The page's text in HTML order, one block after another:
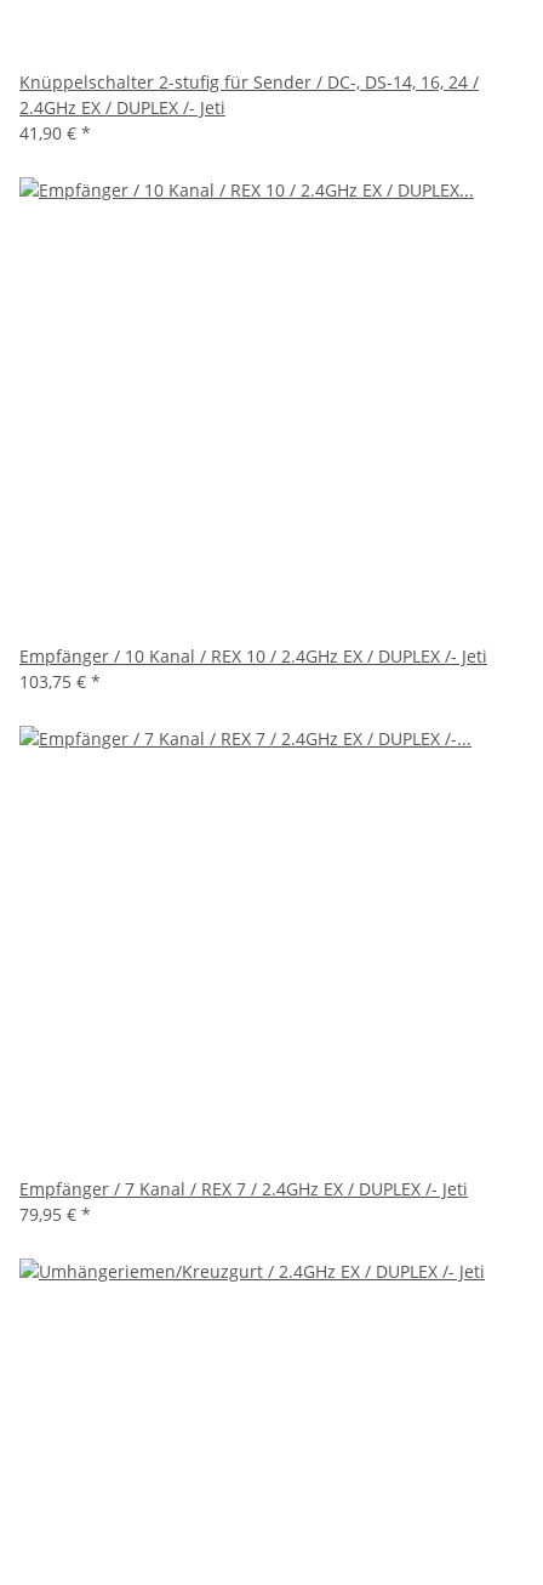
Knüppelschalter 2-stufig für Sender / DC-, DS-14, 16, 24 /
2.4GHz EX / DUPLEX /- Jeti
41,90 € *
Empfänger / 10 Kanal / REX 10 / 2.4GHz EX / DUPLEX /- Jeti
103,75 € *
Empfänger / 7 Kanal / REX 7 / 2.4GHz EX / DUPLEX /- Jeti
79,95 € *